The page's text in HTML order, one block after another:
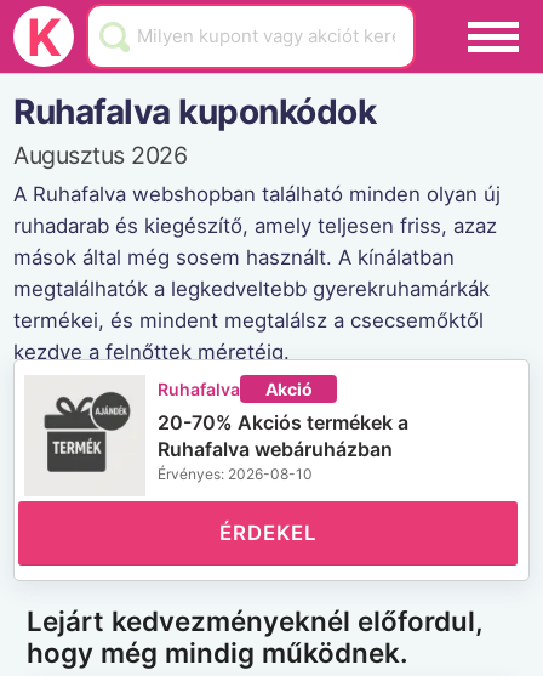
K
Black Friday
Hamarosan lejár
Üzletek
Blog
Akciók
Ruhafalva kuponkódok
Augusztus 2026
A Ruhafalva webshopban található minden olyan új
ruhadarab és kiegészítő, amely teljesen friss, azaz
mások által még sosem használt. A kínálatban
megtalálhatók a legkedveltebb gyerekruhamárkák
termékei, és mindent megtalálsz a csecsemőktől
kezdve a felnőttek méretéig.
Ruhafalva weboldala
Ruhafalva Akció
20-70% Akciós termékek a
Ruhafalva webáruházban
Érvényes: 2026-08-10
ÉRDEKEL
Lejárt kedvezményeknél előfordul,
hogy még mindig működnek.